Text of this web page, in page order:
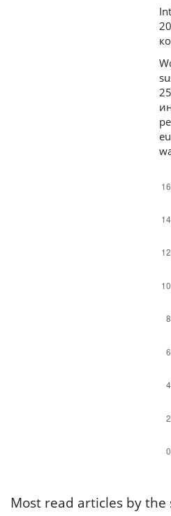
Most read articles by the